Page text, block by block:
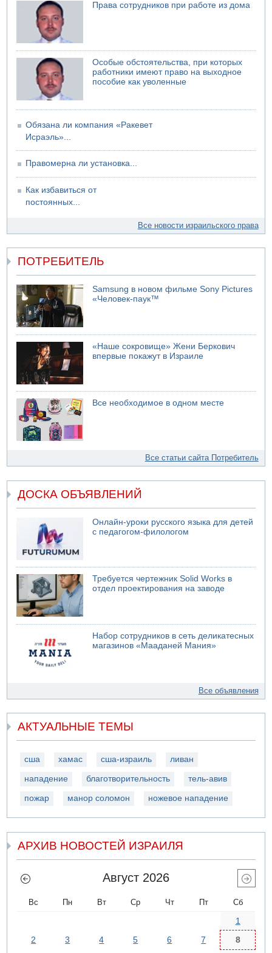
Права сотрудников при работе из дома
Особые обстоятельства, при которых
работники имеют право на выходное
пособие как уволенные
Обязана ли компания «Ракевет
Исраэль»...
Правомерна ли установка...
Как избавиться от
постоянных...
Все новости израильского права
ПОТРЕБИТЕЛЬ
Samsung в новом фильме Sony Pictures
«Человек-паук™
«Наше сокровище» Жени Беркович
впервые покажут в Израиле
Все необходимое в одном месте
Все статьи сайта Потребитель
ДОСКА ОБЪЯВЛЕНИЙ
Онлайн-уроки русского языка для детей
с педагогом-филологом
Требуется чертежник Solid Works в
отдел проектирования на заводе
Набор сотрудников в сеть деликатесных
магазинов «Мааданей Мания»
Все объявления
АКТУАЛЬНЫЕ ТЕМЫ
сша хамас сша-израиль ливан
нападение благотворительность тель-авив
пожар манор соломон ножевое нападение
АРХИВ НОВОСТЕЙ ИЗРАИЛЯ
Август 2026
Вс Пн Вт Ср Чт Пт Сб
1
2
3 4 5 6 7
8